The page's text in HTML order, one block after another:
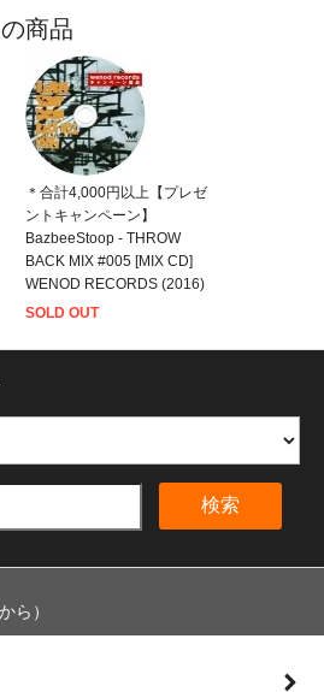
商品
＊合計4,000円以上【プレゼ
ントキャンペーン】
BazbeeStoop - THROW
BACK MIX #005 [MIX CD]
WENOD RECORDS (2016)
SOLD OUT
検索
ら）